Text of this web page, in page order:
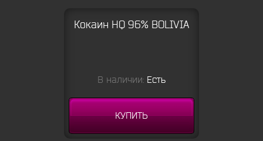
Кокаин HQ 96% BOLIVIA
В наличии: Есть
КУПИТЬ